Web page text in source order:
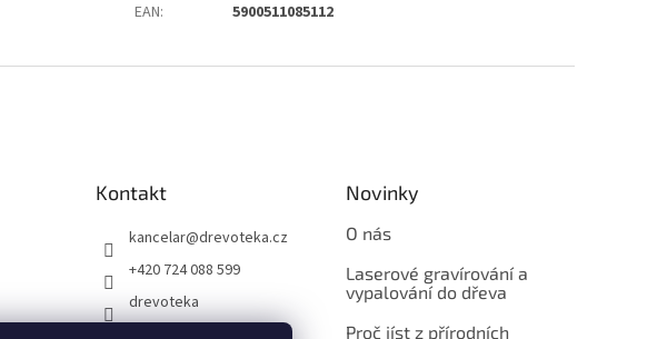
EAN: 5900511085112
Kontakt
kancelar@drevoteka.cz
+420 724 088 599
drevoteka
Novinky
O nás
Laserové gravírování a
vypalování do dřeva
Proč jíst z přírodních